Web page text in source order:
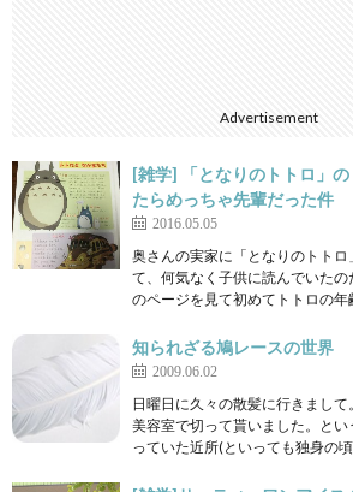
Advertisement
[雑学] 「となりのトトロ」
たらめっちゃ先輩だった件
2016.05.05
奥さんの実家に「となりのトト
て、何気なく子供に読んでいた
のページを見て初めてトトロの
知られざる鳩レースの世界
2009.06.02
日曜日に久々の散髪に行きまし
美容室で切って貰いました。と
っていた近所(といっても独身の